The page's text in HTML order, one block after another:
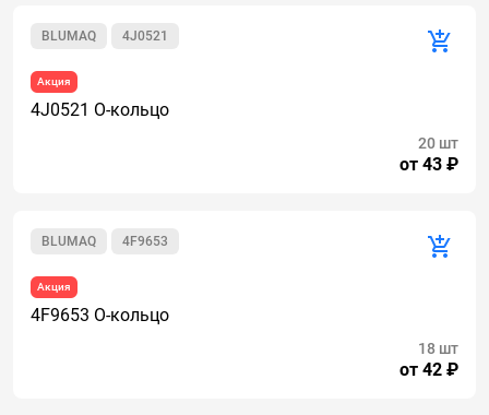
4J0521
BLUMAQ
Акция
4J0521 О-кольцо
от 43 ₽
20 шт
4F9653
BLUMAQ
Акция
4F9653 О-кольцо
от 42 ₽
18 шт